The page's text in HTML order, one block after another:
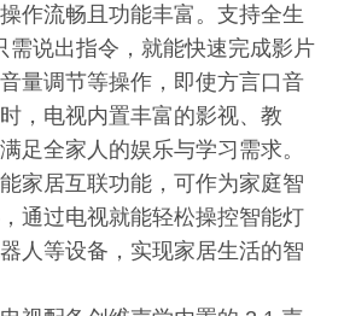
作流畅且功能丰富。支持全生
需说出指令，就能快速完成影片
量调节等操作，即使方言口音
，电视内置丰富的影视、教
足全家人的娱乐与学习需求。
家居互联功能，可作为家庭智
通过电视就能轻松操控智能灯
人等设备，实现家居生活的智